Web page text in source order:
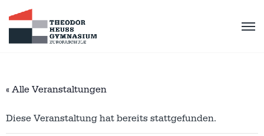
« Alle Veranstaltungen
Diese Veranstaltung hat bereits stattgefunden.